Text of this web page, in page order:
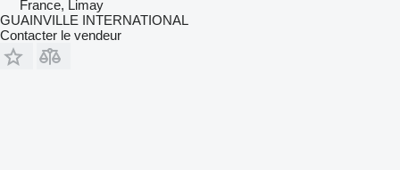
France, Limay
GUAINVILLE INTERNATIONAL
Contacter le vendeur